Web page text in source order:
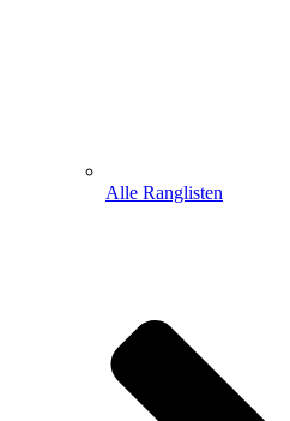
Alle Ranglisten